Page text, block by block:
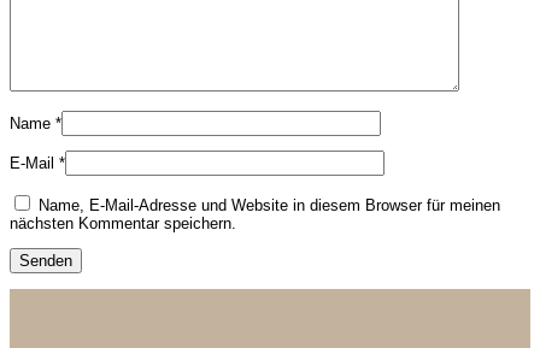
Name *
E-Mail *
Name, E-Mail-Adresse und Website in diesem Browser für meinen
nächsten Kommentar speichern.